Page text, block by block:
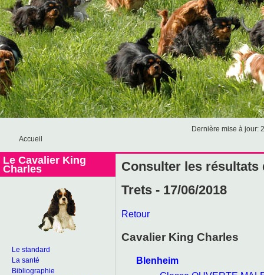
Accueil
Dernière mise à jour:
Le Cavalier King
Charles
Le standard
La santé
Bibliographie
Consulter les résultats
Trets - 17/06/2018
Retour
Cavalier King Charles
Blenheim